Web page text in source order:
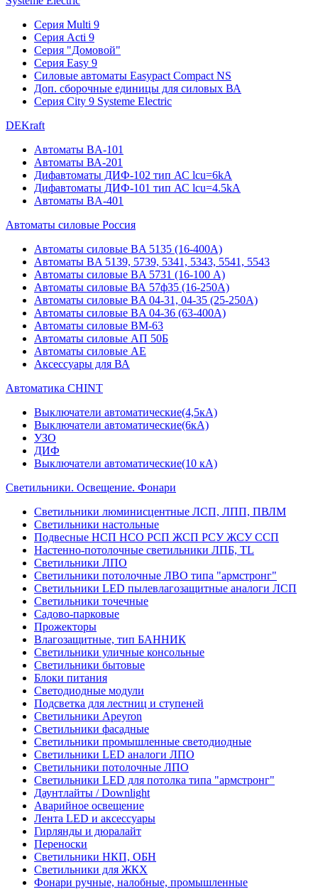
Серия Multi 9
Серия Acti 9
Серия "Домовой"
Серия Easy 9
Силовые автоматы Easypact Compact NS
Доп. сборочные единицы для силовых ВА
Серия City 9 Systeme Electric
DEKraft
Автоматы BA-101
Автоматы ВА-201
Дифавтоматы ДИФ-102 тип АС lcu=6kA
Дифавтоматы ДИФ-101 тип АС lcu=4.5kA
Автоматы BA-401
Автоматы силовые Россия
Автоматы силовые BA 5135 (16-400А)
Автоматы BA 5139, 5739, 5341, 5343, 5541, 5543
Автоматы силовые BA 5731 (16-100 А)
Автоматы силовые ВА 57ф35 (16-250А)
Автоматы силовые BA 04-31, 04-35 (25-250А)
Автоматы силовые BA 04-36 (63-400А)
Автоматы силовые ВМ-63
Автоматы силовые АП 50Б
Автоматы силовые АЕ
Аксессуары для ВА
Автоматика CHINT
Выключатели автоматические(4,5кА)
Выключатели автоматические(6кА)
УЗО
ДИФ
Выключатели автоматические(10 кА)
Светильники. Освещение. Фонари
Светильники люминисцентные ЛСП, ЛПП, ПВЛМ
Светильники настольные
Подвесные НСП НСО РСП ЖСП РСУ ЖСУ ССП
Настенно-потолочные светильники ЛПБ, TL
Светильники ЛПО
Светильники потолочные ЛВО типа "армстронг"
Светильники LED пылевлагозащитные аналоги ЛСП
Светильники точечные
Садово-парковые
Прожекторы
Влагозащитные, тип БАННИК
Светильники уличные консольные
Светильники бытовые
Блоки питания
Светодиодные модули
Подсветка для лестниц и ступеней
Светильники Apeyron
Светильники фасадные
Светильники промышленные светодиодные
Светильники LED аналоги ЛПО
Светильники потолочные ЛПО
Светильники LED для потолка типа "армстронг"
Даунтлайты / Downlight
Аварийное освещение
Лента LED и аксессуары
Гирлянды и дюралайт
Переноски
Светильники НКП, ОБН
Светильники для ЖКХ
Фонари ручные, налобные, промышленные